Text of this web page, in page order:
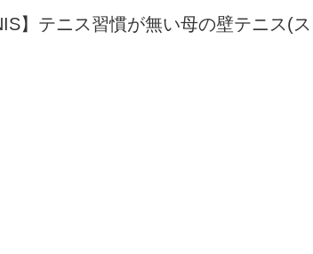
】テニス習慣が無い母の壁テニス(ス